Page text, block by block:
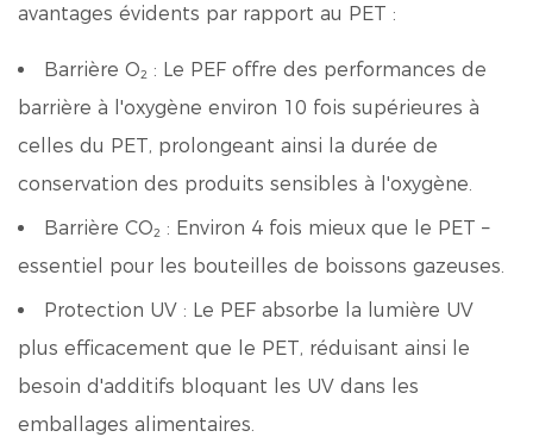
avantages évidents par rapport au PET :
Barrière O₂ : Le PEF offre des performances de
barrière à l'oxygène environ 10 fois supérieures à
celles du PET, prolongeant ainsi la durée de
conservation des produits sensibles à l'oxygène.
Barrière CO₂ : Environ 4 fois mieux que le PET –
essentiel pour les bouteilles de boissons gazeuses.
Protection UV : Le PEF absorbe la lumière UV
plus efficacement que le PET, réduisant ainsi le
besoin d'additifs bloquant les UV dans les
emballages alimentaires.